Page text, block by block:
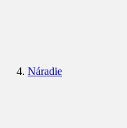
Náradie